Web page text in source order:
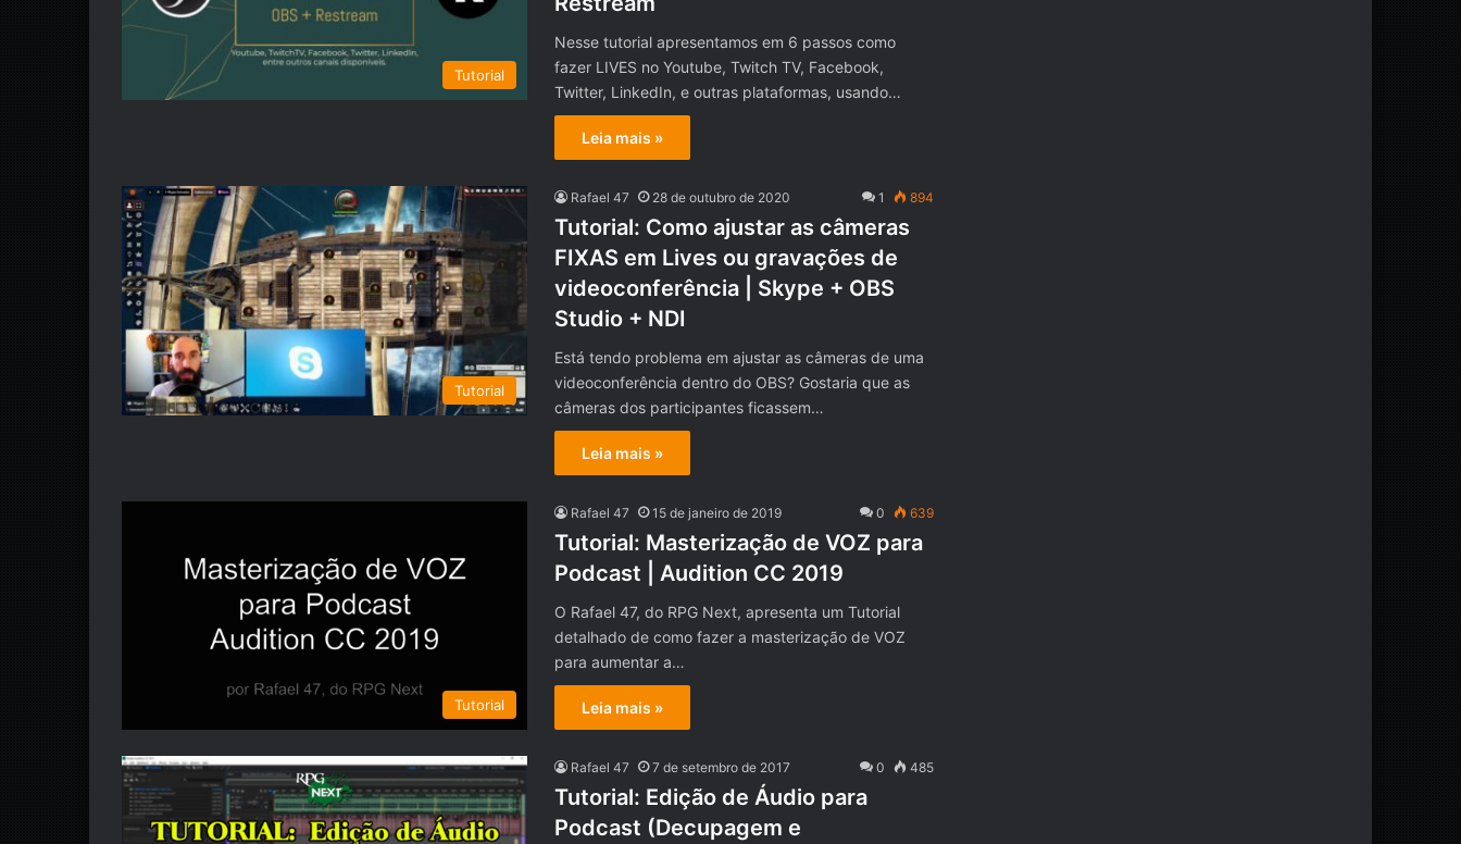
Tutorial
Nesse tutorial apresentamos em 6 passos como
fazer LIVES no Youtube, Twitch TV, Facebook,
Twitter, LinkedIn, e outras plataformas, usando…
Leia mais »
Tutorial
Rafael 47 28 de outubro de 2020 1 894
Tutorial: Como ajustar as câmeras
FIXAS em Lives ou gravações de
videoconferência | Skype + OBS
Studio + NDI
Está tendo problema em ajustar as câmeras de uma
videoconferência dentro do OBS? Gostaria que as
câmeras dos participantes ficassem…
Leia mais »
Tutorial
Rafael 47 15 de janeiro de 2019 0 639
Tutorial: Masterização de VOZ para
Podcast | Audition CC 2019
O Rafael 47, do RPG Next, apresenta um Tutorial
detalhado de como fazer a masterização de VOZ
para aumentar a…
Leia mais »
Rafael 47 7 de setembro de 2017 0 485
Tutorial: Edição de Áudio para
Podcast (Decupagem e